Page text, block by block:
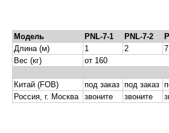
Модель PNL-7-1 PNL-7-2
Длина (м)
1 2
7
Вес (кг)
от 160
Китай (FOB) под заказ под заказ
Россия, г. Москва
звоните звоните